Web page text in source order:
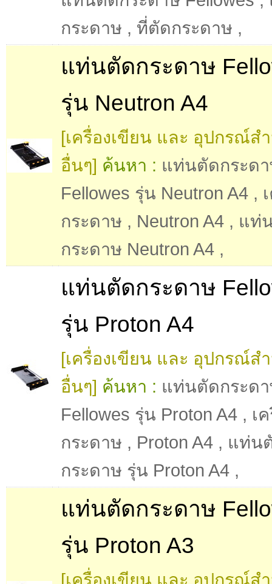
กระดาษ , ที่ตัดกระดาษ ,
แท่นตัดกระดาษ
รุ่น Neutron A4
[เครื่องเขียน และ อุปกรณ์ส
อื่นๆ] ค้นหา : แท่นตัดกระด
Fellowes รุ่น Neutron A4 ,
กระดาษ , Neutron A4 , แท่
กระดาษ Neutron A4 ,
แท่นตัดกระดาษ
รุ่น Proton A4
[เครื่องเขียน และ อุปกรณ์ส
อื่นๆ] ค้นหา : แท่นตัดกระด
Fellowes รุ่น Proton A4 , เ
กระดาษ , Proton A4 , แท่น
กระดาษ รุ่น Proton A4 ,
แท่นตัดกระดาษ
รุ่น Proton A3
[เครื่องเขียน และ อุปกรณ์ส